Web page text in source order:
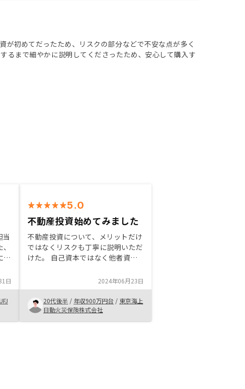
が初めてだったため、リスクの部分などで不安な点が多く
るまで細やかに説明してくださったため、安心して購入す
当
な
と
べ
日
5.0
不動産投資始めてみました
不動産投資について、メリットだけ
ではなくリスクも丁寧に説明いただ
けた。 自己資本ではなく他者資本
またサラリーマンの信用性を担保に
ローンを組める点にとても魅力を感
じた。
2024年06月23日
20代後半 / 年収900万円台 / 東京海上
日動火災保険株式会社